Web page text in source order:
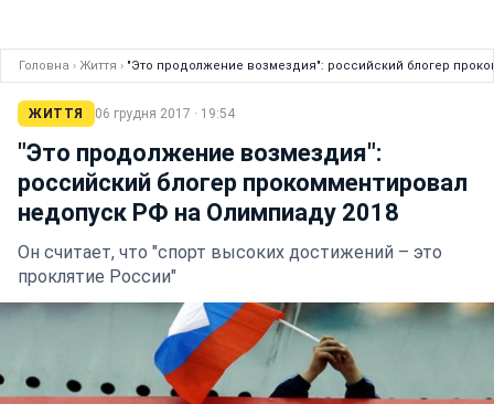
Головна › Життя › "Это продолжение возмездия": российский блогер
ЖИТТЯ 06 грудня 2017 · 19:54
"Это продолжение возмездия":
российский блогер прокомментировал
недопуск РФ на Олимпиаду 2018
Он считает, что "спорт высоких достижений – это
проклятие России"